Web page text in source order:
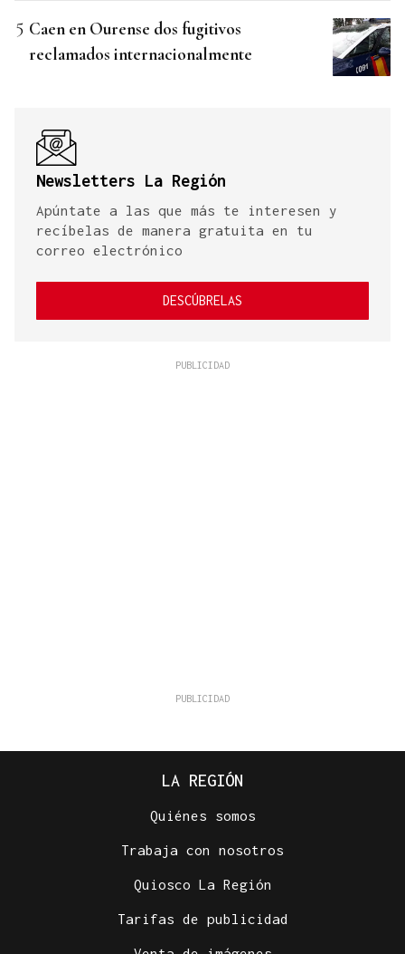
Caen en Ourense dos fugitivos
reclamados internacionalmente
Newsletters La Región
Apúntate a las que más te interesen y
recíbelas de manera gratuita en tu
correo electrónico
DESCÚBRELAS
LA REGIÓN
Quiénes somos
Trabaja con nosotros
Quiosco La Región
Tarifas de publicidad